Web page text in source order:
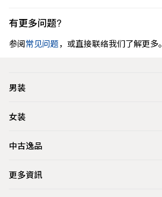
有更多问题?
参阅常见问题，或直接联络我们了解更多。
男装
女装
中古逸品
更多資訊